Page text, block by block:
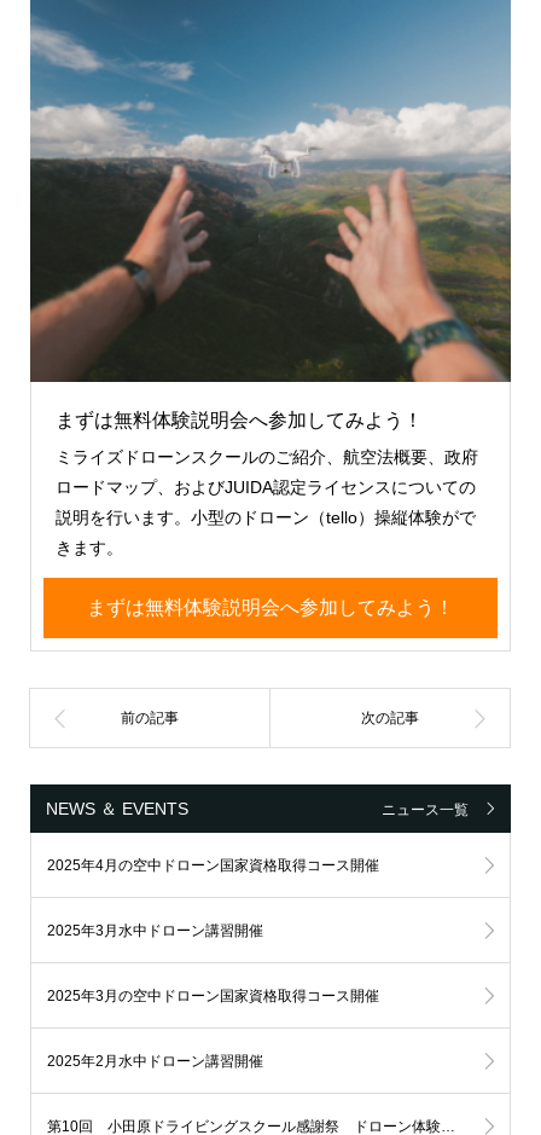
まずは無料体験説明会へ参加してみよう！
ミライズドローンスクールのご紹介、航空法概要、政府
ロードマップ、およびJUIDA認定ライセンスについての
説明を行います。小型のドローン（tello）操縦体験がで
きます。
まずは無料体験説明会へ参加してみよう！
NEWS ＆ EVENTS ニュース一覧
2025年4月の空中ドローン国家資格取得コース開催
2025年3月水中ドローン講習開催
2025年3月の空中ドローン国家資格取得コース開催
2025年2月水中ドローン講習開催
第10回 小田原ドライビングスクール感謝祭 ドローン体験飛行イベント開催！